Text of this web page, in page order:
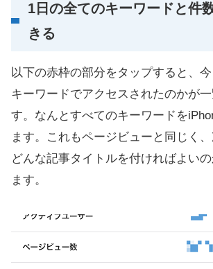
1日の全てのキーワードと件
きる
以下の赤枠の部分をタップすると、
キーワードでアクセスされたのかが
す。なんとすべてのキーワードを
ます。これもページビューと同じく、
どんな記事タイトルを付ければよい
ます。